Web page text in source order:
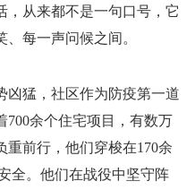
，从来都不是一句口号，它
每一声问候之间。
凶猛，社区作为防疫第一道
700余个住宅项目，有数万
重前行，他们穿梭在170余
全。他们在战役中坚守阵